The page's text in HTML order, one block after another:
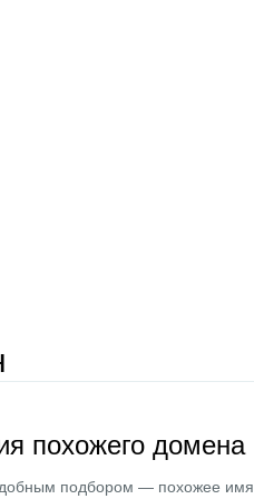
похожего домена
подбором — похожее имя